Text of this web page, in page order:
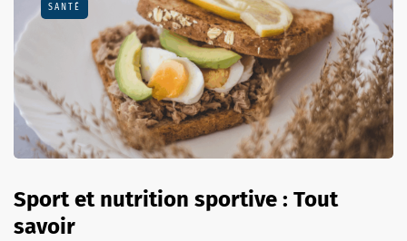
SANTÉ
Sport et nutrition sportive : Tout
savoir